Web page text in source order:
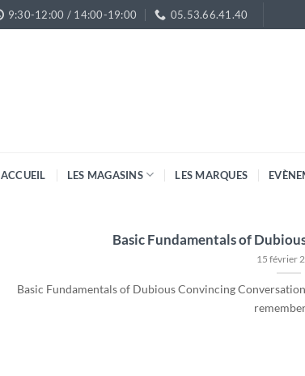
9:30-12:00 / 14:00-19:00 05.53.66.41.40
ACCUEIL LES MAGASINS LES MARQUES
Basic Fundamentals of
15 février
Basic Fundamentals of Dubious Convincing